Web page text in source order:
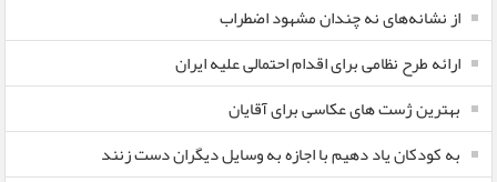
از نشانه‌های نه چندان مشهود اضطراب
ارائه طرح نظامی برای اقدام احتمالی علیه ایران
بهترین ژست های عکاسی برای آقایان
به کودکان یاد دهیم با اجازه به وسایل دیگران دست زنند